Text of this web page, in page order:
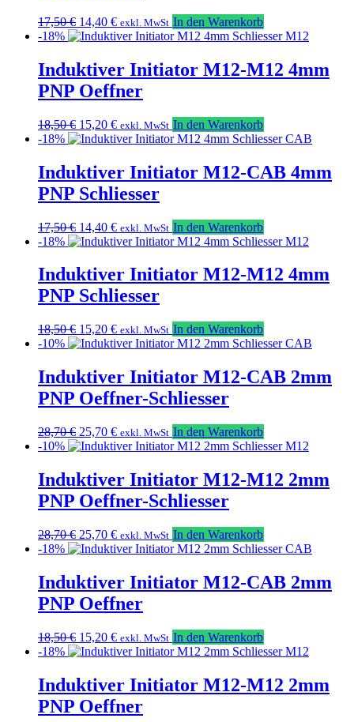
17,50€ Ursprünglicher
Preis
17,50 €
14,40 €Aktueller
Preis
14,40 €.
exkl. MwSt In den Warenkorb
-18%
Induktiver Initiator M12-M12 4mm
PNP Oeffner
18,50€ Ursprünglicher
Preis
18,50 €
15,20 €Aktueller
Preis
15,20 €.
exkl. MwSt In den Warenkorb
-18%
Induktiver Initiator M12-CAB 4mm
PNP Schliesser
17,50€ Ursprünglicher
Preis
17,50 €
14,40 €Aktueller
Preis
14,40 €.
exkl. MwSt In den Warenkorb
-18%
Induktiver Initiator M12-M12 4mm
PNP Schliesser
18,50€ Ursprünglicher
Preis
18,50 €
15,20 €Aktueller
Preis
15,20 €.
exkl. MwSt In den Warenkorb
-10%
Induktiver Initiator M12-CAB 2mm
PNP Oeffner-Schliesser
28,70€ Ursprünglicher
Preis
28,70 €
25,70 €Aktueller
Preis
25,70 €.
exkl. MwSt In den Warenkorb
-10%
Induktiver Initiator M12-M12 2mm
PNP Oeffner-Schliesser
28,70€ Ursprünglicher
Preis
28,70 €
25,70 €Aktueller
Preis
25,70 €.
exkl. MwSt In den Warenkorb
-18%
Induktiver Initiator M12-CAB 2mm
PNP Oeffner
18,50€ Ursprünglicher
Preis
18,50 €
15,20 €Aktueller
Preis
15,20 €.
exkl. MwSt In den Warenkorb
-18%
Induktiver Initiator M12-M12 2mm
PNP Oeffner